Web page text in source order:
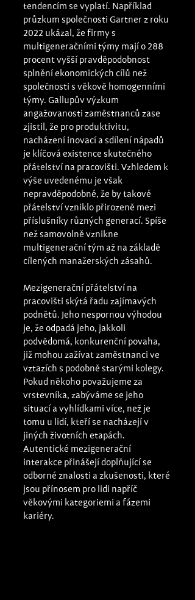
tendencím se vyplatí. Například
průzkum společnosti Gartner z roku
2022 ukázal, že firmy s
multigeneračními týmy mají o 288
procent vyšší pravděpodobnost
splnění ekonomických cílů než
společnosti s věkově homogenními
týmy. Gallupův výzkum
angažovanosti zaměstnanců zase
zjistil, že pro produktivitu,
nacházení inovací a sdílení nápadů
je klíčová existence skutečného
přátelství na pracovišti. Vzhledem k
výše uvedenému je však
nepravděpodobné, že by takové
přátelství vzniklo přirozeně mezi
příslušníky různých generací. Spíše
než samovolně vznikne
multigenerační tým až na základě
cílených manažerských zásahů.
Mezigenerační přátelství na
pracovišti skýtá řadu zajímavých
podnětů. Jeho nespornou výhodou
je, že odpadá jeho, jakkoli
podvědomá, konkurenční povaha,
již mohou zažívat zaměstnanci ve
vztazích s podobně starými kolegy.
Pokud někoho považujeme za
vrstevníka, zabýváme se jeho
situací a vyhlídkami více, než je
tomu u lidí, kteří se nacházejí v
jiných životních etapách.
Autentické mezigenerační
interakce přinášejí doplňující se
odborné znalosti a zkušenosti, které
jsou přínosem pro lidi napříč
věkovými kategoriemi a fázemi
kariéry.